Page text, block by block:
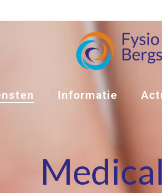
Informatie